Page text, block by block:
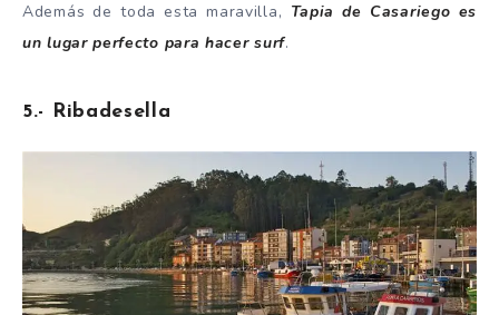
Además de toda esta maravilla, Tapia de Casariego es
un lugar perfecto para hacer surf.
5.- Ribadesella